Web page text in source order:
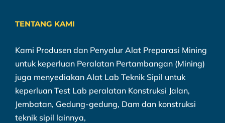
TENTANG KAMI
Kami Produsen dan Penyalur Alat Preparasi Mining
untuk keperluan Peralatan Pertambangan (Mining)
juga menyediakan Alat Lab Teknik Sipil untuk
keperluan Test Lab peralatan Konstruksi Jalan,
Jembatan, Gedung-gedung, Dam dan konstruksi
teknik sipil lainnya,